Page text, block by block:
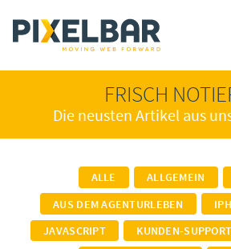
FRISCH
Die neusten Artikel aus
ALLE ALLGEMEIN
AUS DEM AGENTURLEBEN
JAVASCRIPT
KUNDEN-SUPPORT